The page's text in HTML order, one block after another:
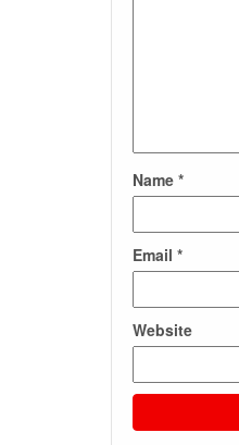
Name *
Email *
Website